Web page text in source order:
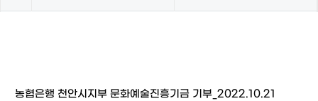
농협은행 천안시지부 문화예술진흥기금 기부_2022.10.21